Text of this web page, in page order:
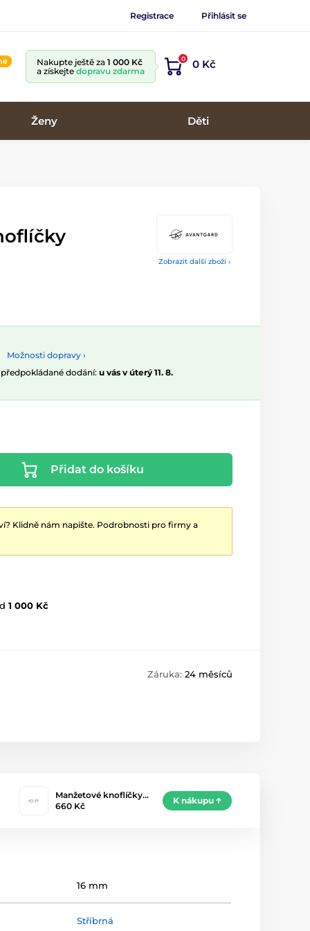
Registrace Přihlásit se
Nakupte ještě za 1 000 Kč
a získejte dopravu zdarma
0 0 Kč
Ženy Děti
Zobrazit další zboží ›
Možnosti dopravy ›
dodání: u vás v úterý 11. 8.
Přidat do košíku
Klidně nám napište. Podrobnosti pro firmy a
1 000 Kč
Záruka: 24 měsíců
Manžetové knoflíčky…
660 Kč
K nákupu
16 mm
Stříbrná